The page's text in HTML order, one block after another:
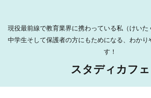
現役最前線で教育業界に携わっている私（けいた
中学生そして保護者の方にもためになる、わかり
す！
スタディカフェ